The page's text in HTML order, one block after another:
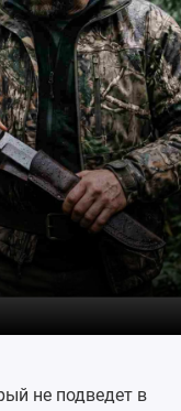
не подведет в